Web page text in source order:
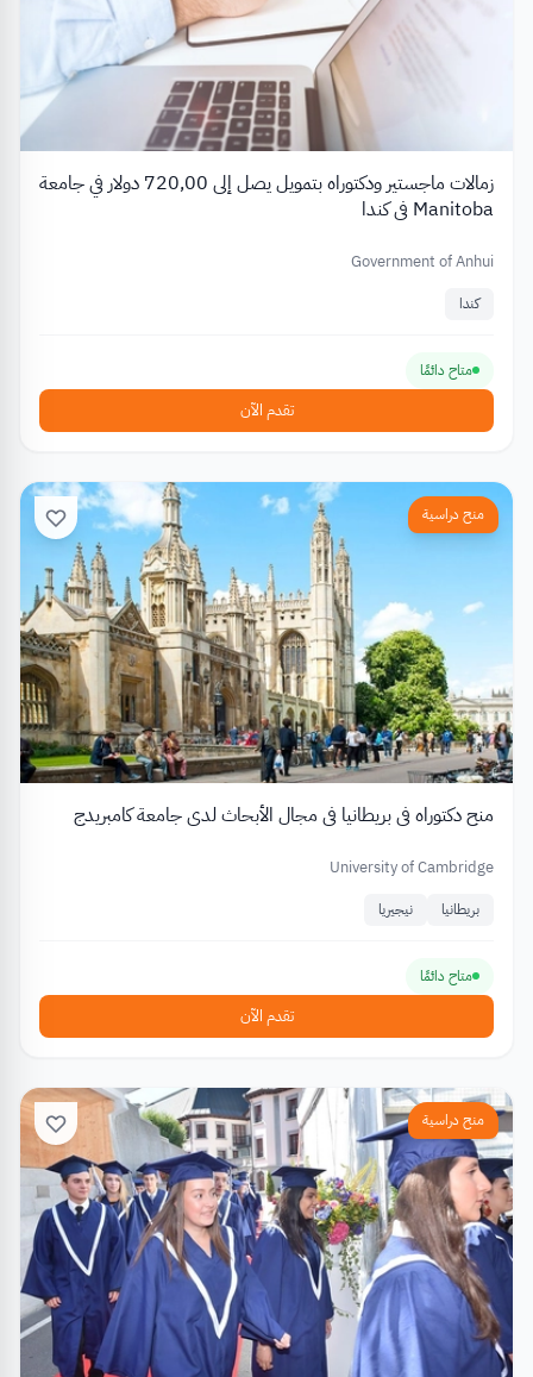
زمالات ماجستير ودكتوراه بتمويل يصل إلى 720,00 دولار في جامعة
Manitoba في كندا
Government of Anhui
كندا
متاح دائمًا
تقدم الآن
منح دراسية
منح دكتوراه في بريطانيا في مجال الأبحاث لدى جامعة كامبريدج
University of Cambridge
بريطانيا نيجيريا
متاح دائمًا
تقدم الآن
منح دراسية